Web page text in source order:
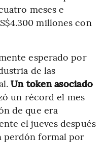
meses e
millones con
esperado por
de las
Un token asociado
un récord el mes
de que era
el jueves después
perdón formal por